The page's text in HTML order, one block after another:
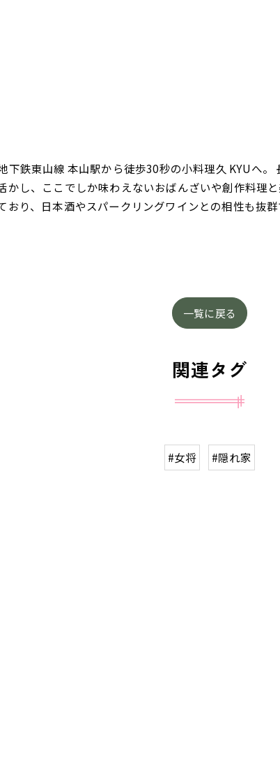
下鉄東山線 本山駅から徒歩30秒の小料理久 KYUへ
かし、ここでしか味わえないおばんざいや創作料理
り、日本酒やスパークリングワインとの相性も抜群
一覧に戻る
関連タグ
#女将 #隠れ家